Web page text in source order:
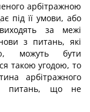
арбітражною
під її умови, або
за межі
з питань, які
можуть бути
такою угодою, то
арбітражного
з питань, що не